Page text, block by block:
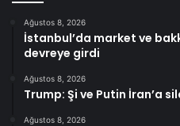
Ağustos 8, 2026
İstanbul’da market ve
devreye girdi
Ağustos 8, 2026
Trump: Şi ve Putin İran’a
Ağustos 8, 2026